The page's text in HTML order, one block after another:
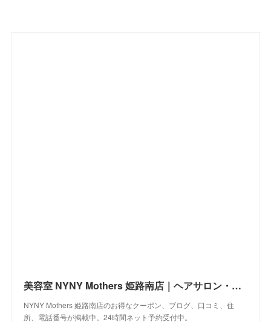
美容室 NYNY Mothers 姫路南店｜ヘアサロン・美容院｜ニューヨークニューヨーク
NYNY Mothers 姫路南店のお得なクーポン、ブログ、口コミ、住
所、電話番号が掲載中。24時間ネット予約受付中。